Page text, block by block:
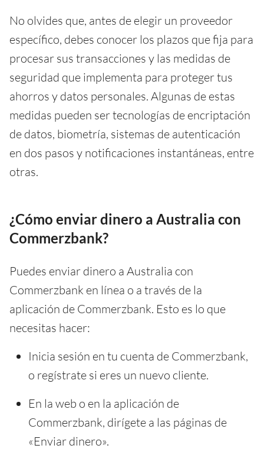
No olvides que, antes de elegir un proveedor
específico, debes conocer los plazos que fija para
procesar sus transacciones y las medidas de
seguridad que implementa para proteger tus
ahorros y datos personales. Algunas de estas
medidas pueden ser tecnologías de encriptación
de datos, biometría, sistemas de autenticación
en dos pasos y notificaciones instantáneas, entre
otras.
¿Cómo enviar dinero a Australia con
Commerzbank?
Puedes enviar dinero a Australia con
Commerzbank en línea o a través de la
aplicación de Commerzbank. Esto es lo que
necesitas hacer:
Inicia sesión en tu cuenta de Commerzbank,
o regístrate si eres un nuevo cliente.
En la web o en la aplicación de
Commerzbank, dirígete a las páginas de
«Enviar dinero».